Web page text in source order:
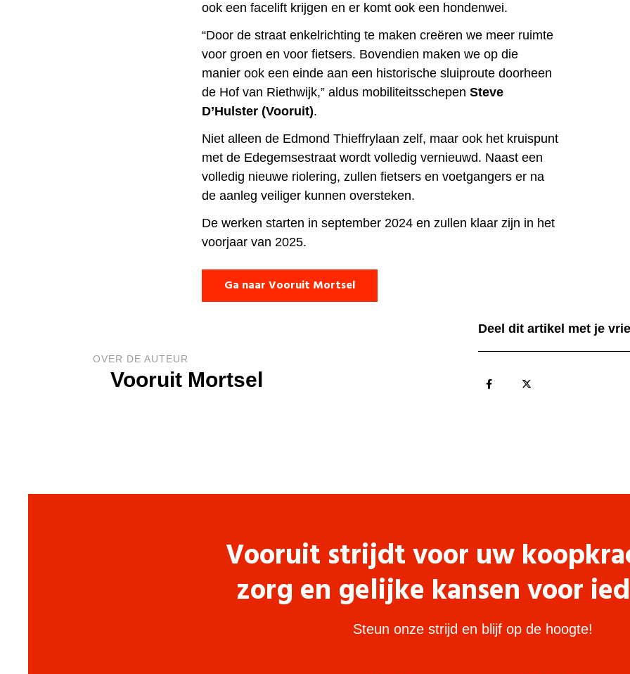
ook een facelift krijgen en er komt ook een hondenwei.
“Door de straat enkelrichting te maken creëren we meer ruimte
voor groen en voor fietsers. Bovendien maken we op die
manier ook een einde aan een historische sluiproute doorheen
de Hof van Riethwijk,” aldus mobiliteitsschepen Steve
D’Hulster (Vooruit).
Niet alleen de Edmond Thieffrylaan zelf, maar ook het kruispunt
met de Edegemsestraat wordt volledig vernieuwd. Naast een
volledig nieuwe riolering, zullen fietsers en voetgangers er na
de aanleg veiliger kunnen oversteken.
De werken starten in september 2024 en zullen klaar zijn in het
voorjaar van 2025.
Ga naar Vooruit Mortsel
OVER DE AUTEUR
Vooruit Mortsel
Deel dit artikel met je
Vooruit strijdt voor uw
zorg en gelijke kansen voor
Steun onze strijd en blijf op de hoogte!